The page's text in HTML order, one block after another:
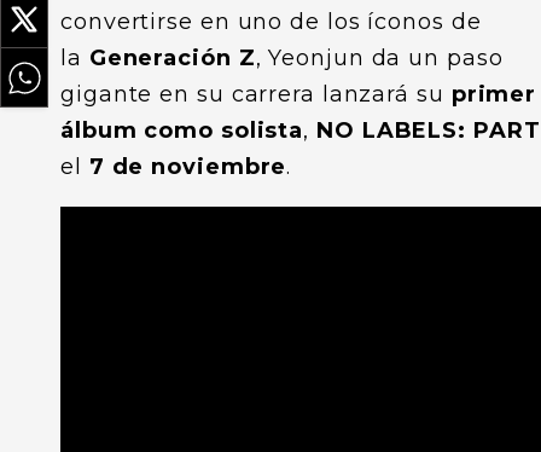
convertirse en uno de los íconos de
la Generación Z, Yeonjun da un paso
gigante en su carrera lanzará su primer
álbum como solista, NO LABELS:
el 7 de noviembre.